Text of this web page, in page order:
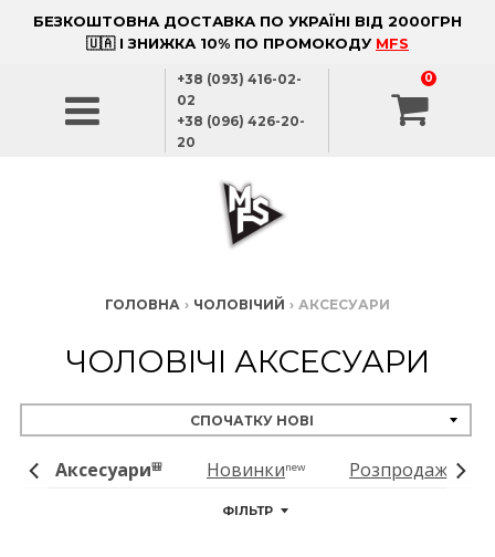
БЕЗКОШТОВНА ДОСТАВКА ПО УКРАЇНІ ВІД 2000ГРН
🇺🇦 І ЗНИЖКА 10% ПО ПРОМОКОДУ MFS
+38 (093) 416-02-
02
+38 (096) 426-20-
20
0
ГОЛОВНА › ЧОЛОВІЧИЙ › АКСЕСУАРИ
ЧОЛОВІЧІ АКСЕСУАРИ
Аксесуари🎒 Новинкиnew Розпродаж
ФІЛЬТР